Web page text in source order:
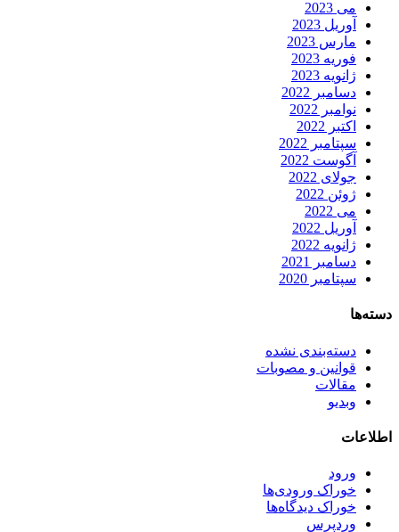
می 2023
آوریل 2023
مارس 2023
فوریه 2023
ژانویه 2023
دسامبر 2022
نوامبر 2022
اکتبر 2022
سپتامبر 2022
آگوست 2022
جولای 2022
ژوئن 2022
می 2022
آوریل 2022
ژانویه 2022
دسامبر 2021
سپتامبر 2020
دسته‌ها
دسته‌بندی نشده
قوانین و مصوبات
مقالات
وبدیو
اطلاعات
ورود
خوراک ورودی‌ها
خوراک دیدگاه‌ها
وردپرس